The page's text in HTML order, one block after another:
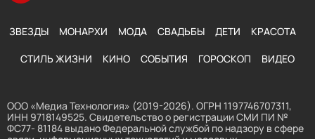
ЗВЕЗДЫ МОНАРХИ МОДА СВАДЬБЫ ДЕТИ КРАСОТА
СТИЛЬ ЖИЗНИ КИНО СОБЫТИЯ ГОРОСКОП ВИДЕО
ООО «Медиа Технология» (2019-2026). ОГРН 1197746707311,
ИНН 9718149525. Свидетельство о регистрации СМИ ПИ №
ФС77- 81184 выдано Федеральной службой по надзору в сфере